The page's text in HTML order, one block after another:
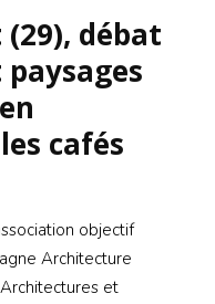
débat
cafés
objectif
Architecture
et